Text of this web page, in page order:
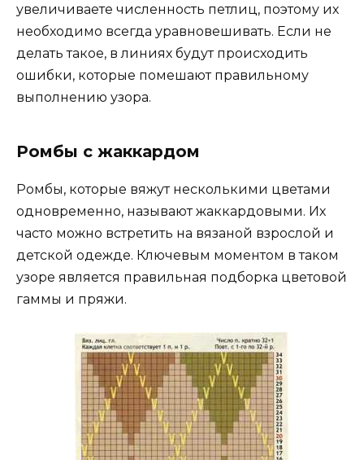
увеличиваете численность петлиц, поэтому их
необходимо всегда уравновешивать. Если не
делать такое, в линиях будут происходить
ошибки, которые помешают правильному
выполнению узора.
Ромбы с жаккардом
Ромбы, которые вяжут несколькими цветами
одновременно, называют жаккардовыми. Их
часто можно встретить на вязаной взрослой и
детской одежде. Ключевым моментом в таком
узоре является правильная подборка цветовой
гаммы и пряжи.